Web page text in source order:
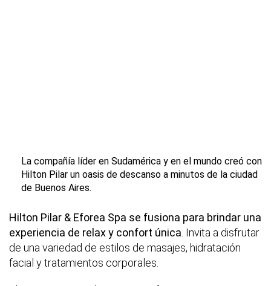
La compañía líder en Sudamérica y en el mundo creó con
Hilton Pilar un oasis de descanso a minutos de la ciudad
de Buenos Aires.
Hilton Pilar & Eforea Spa se fusiona para brindar una
experiencia de relax y confort única. Invita a disfrutar
de una variedad de estilos de masajes, hidratación
facial y tratamientos corporales.